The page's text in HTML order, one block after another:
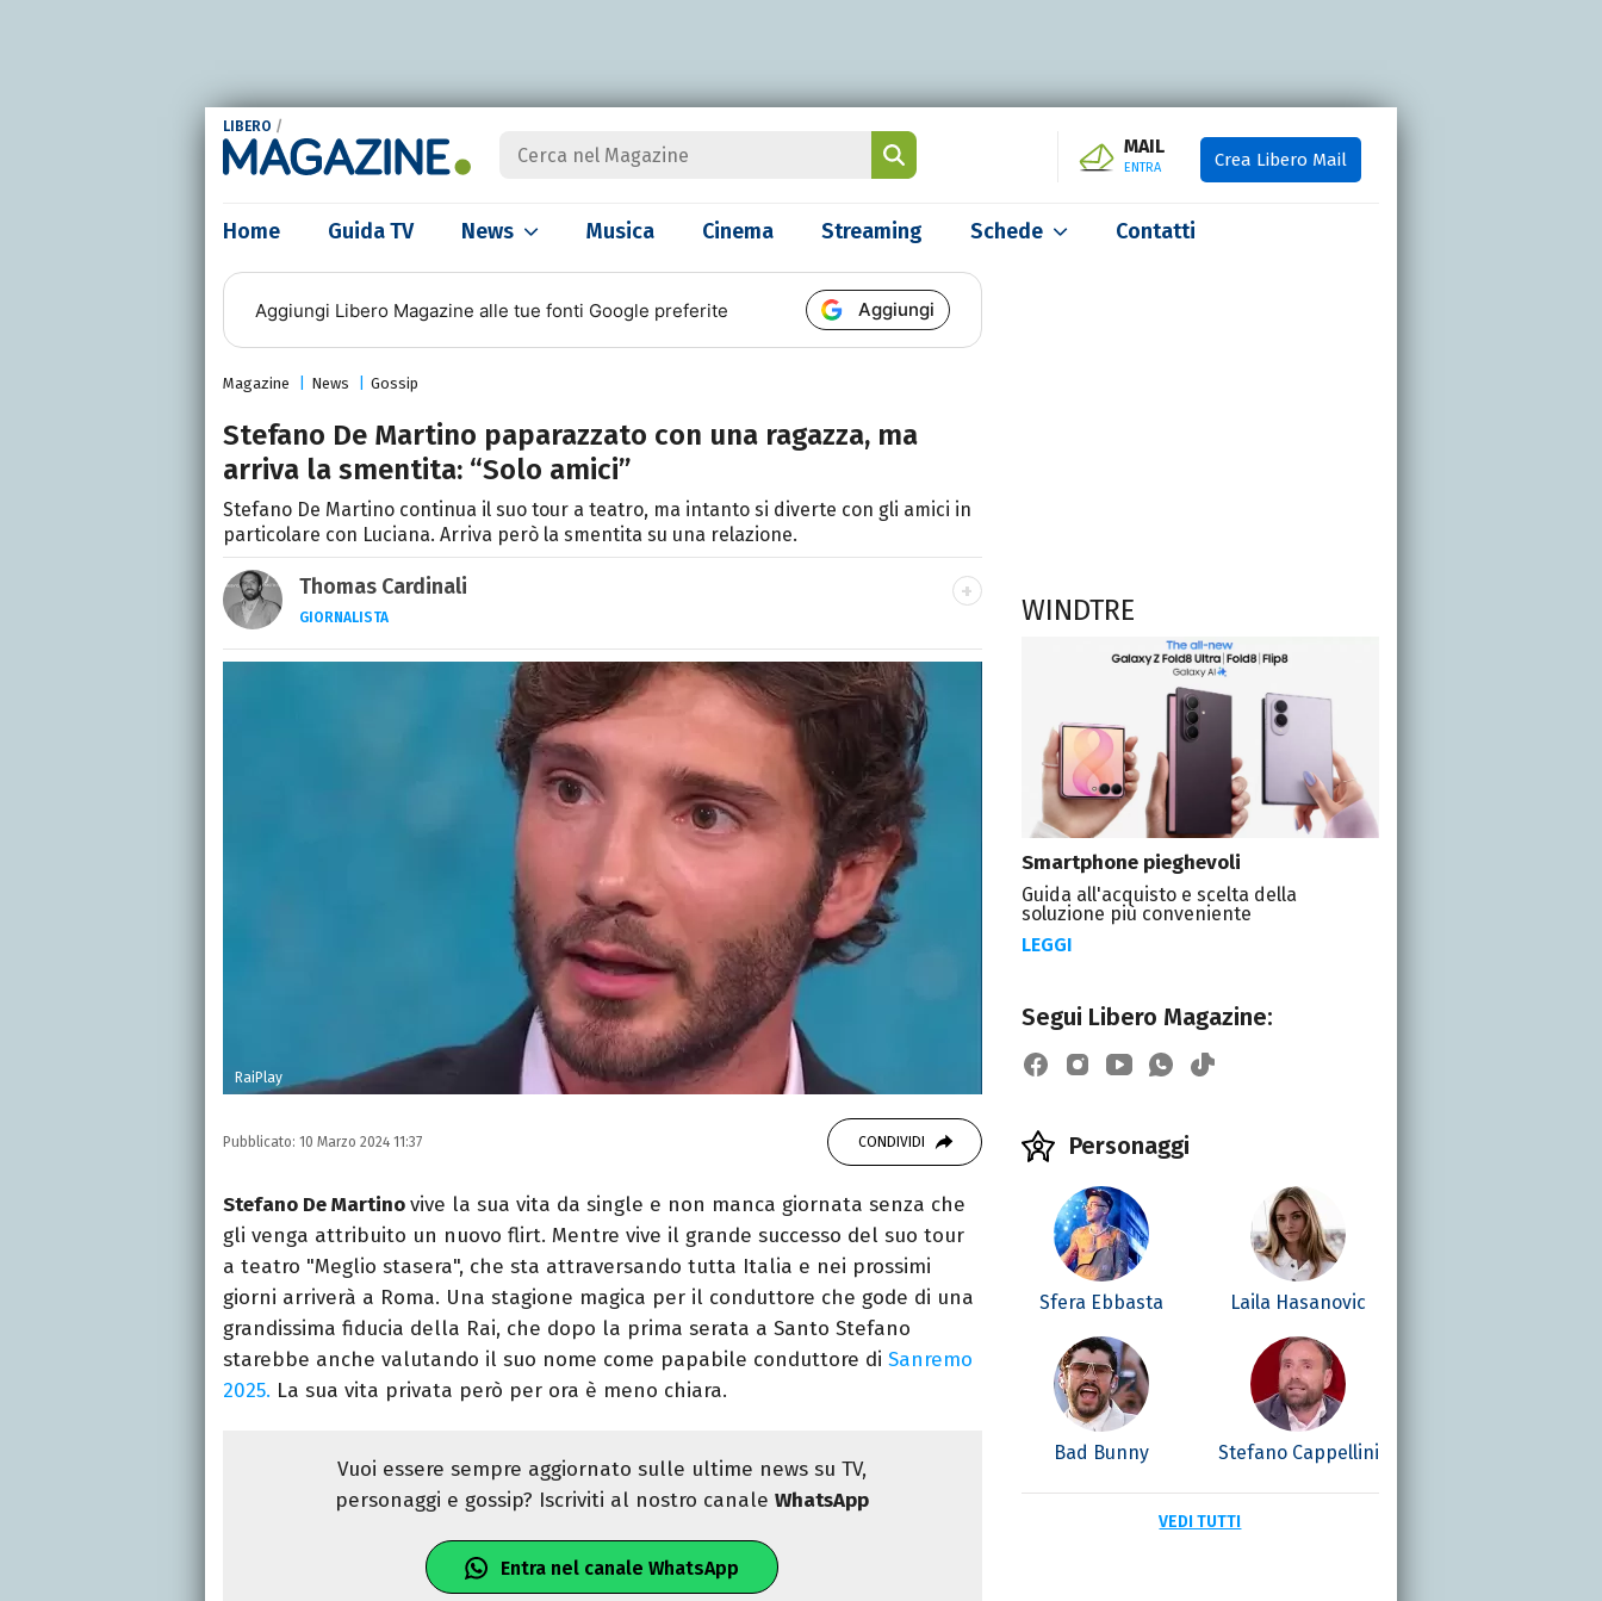
LIBERO /
MAIL
ENTRA Crea Libero Mail
Home Guida TV News Musica Cinema Streaming Schede Contatti
Aggiungi Libero Magazine alle tue fonti Google preferite Aggiungi
Magazine News Gossip
Stefano De Martino paparazzato con una ragazza, ma
arriva la smentita: “Solo amici”
Stefano De Martino continua il suo tour a teatro, ma intanto si diverte con gli amici in
particolare con Luciana. Arriva però la smentita su una relazione.
Thomas Cardinali
GIORNALISTA
LINKEDIN
INSTAGRAM FACEBOOK
Giornalista e laureato in Lettere, è appassionato di cinema,
spettacolo, calcio e sport.
RaiPlay
Pubblicato: 10 Marzo 2024 11:37 CONDIVIDI
Stefano De Martinovive la sua vita da single e non manca giornata senza che
gli venga attribuito un nuovo flirt. Mentre vive il grande successo del suo tour
a teatro "Meglio stasera", che sta attraversando tutta Italia e nei prossimi
giorni arriverà a Roma. Una stagione magica per il conduttore che gode di una
grandissima fiducia della Rai, che dopo la prima serata a Santo Stefano
starebbe anche valutando il suo nome come papabile conduttore di Sanremo
2025. La sua vita privata però per ora è meno chiara.
Vuoi essere sempre aggiornato sulle ultime news su TV,
personaggi e gossip? Iscriviti al nostro canaleWhatsApp
Entra nel canale WhatsApp
WINDTRE
Smartphone pieghevoli
Guida all'acquisto e scelta della
soluzione più conveniente
LEGGI
Segui Libero Magazine:
Personaggi
Sfera Ebbasta Laila Hasanovic
Bad Bunny Stefano Cappellini
VEDI TUTTI